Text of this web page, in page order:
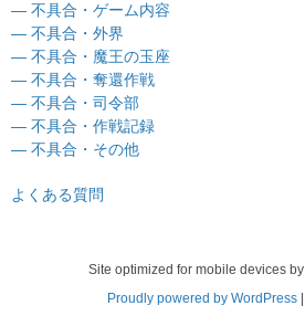
— 不具合・ゲーム内容
— 不具合・外界
— 不具合・魔王の玉座
— 不具合・奪還作戦
— 不具合・司令部
— 不具合・作戦記録
— 不具合・その他
よくある質問
Site optimized for mobile devices by
Proudly powered by WordPress|